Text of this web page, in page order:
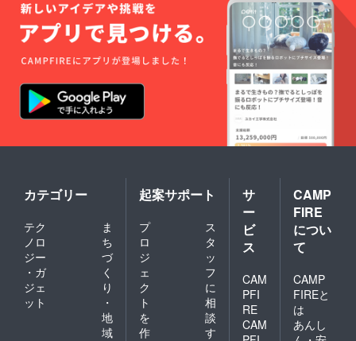
カテゴリー
テク
ノロ
ジー
・ガ
ジェ
ット
ま
ち
づ
く
り
・
地
域
起案サポート
プ
ロ
ジ
ェ
ク
ト
を
作
ス
タ
ッ
フ
に
相
談
す
サ
ー
ビ
ス
CAM
PFI
RE
CAM
CAMP
FIRE
につい
て
CAMP
FIREと
は
あんし